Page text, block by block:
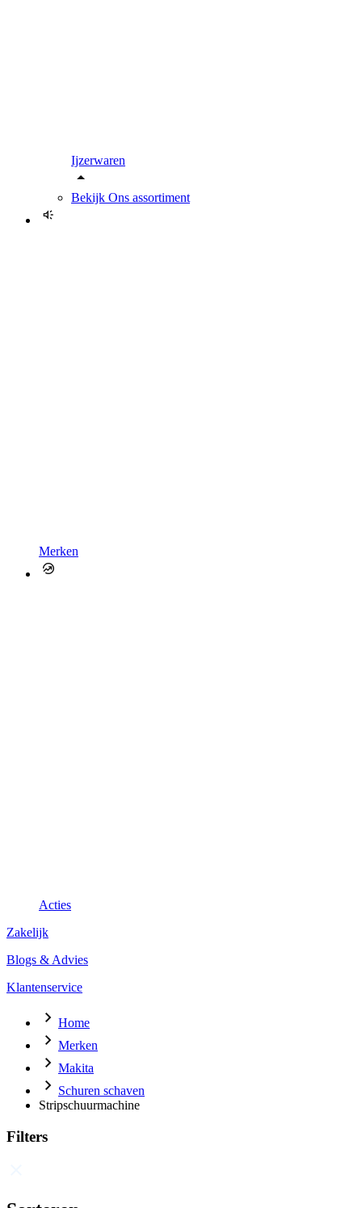
Ijzerwaren
Bekijk Ons assortiment
Merken
Acties
Zakelijk
Blogs & Advies
Klantenservice
Home
Merken
Makita
Schuren schaven
Stripschuurmachine
Filters